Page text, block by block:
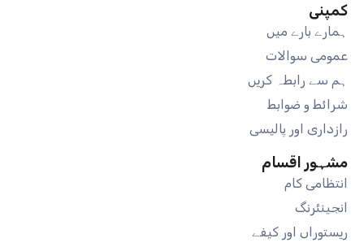
کمپنی
ہمارے بارے میں
عمومی سوالات
ہم سے رابطہ کریں
شرائط و ضوابط
رازداری اور پالیسی
مشہور اقسام
انتظامی کام
انجینئرنگ
ریستوراں اور کیفے